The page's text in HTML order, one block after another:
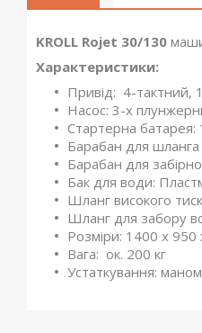
KROLL Rojet 30/130
Характеристики:
Привід: 4-тактний,
Насос: 3-х
Стартерна
Барабан для шланга
Барабан для
Бак для води:
Шланг високого
Шланг для забору
Розміри: 1400 x
Вага: ок. 200 кг
Устаткування: